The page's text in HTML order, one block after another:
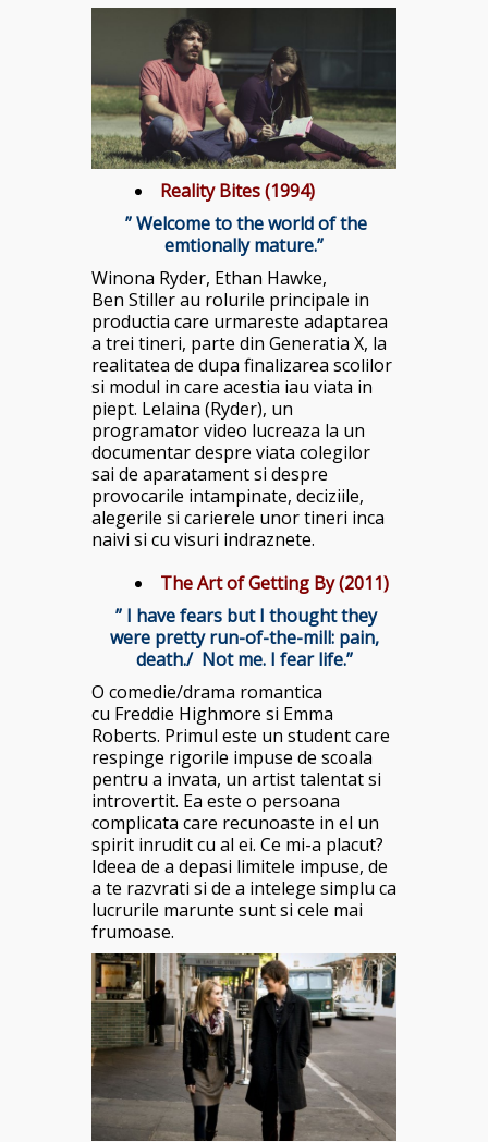
Reality Bites (1994)
” Welcome to the world of the
emtionally mature.”
Winona Ryder, Ethan Hawke,
Ben Stiller au rolurile principale in
productia care urmareste adaptarea
a trei tineri, parte din Generatia X, la
realitatea de dupa finalizarea scolilor
si modul in care acestia iau viata in
piept. Lelaina (Ryder), un
programator video lucreaza la un
documentar despre viata colegilor
sai de aparatament si despre
provocarile intampinate, deciziile,
alegerile si carierele unor tineri inca
naivi si cu visuri indraznete.
The Art of Getting By (2011)
” I have fears but I thought they
were pretty run-of-the-mill: pain,
death./ Not me. I fear life.”
O comedie/drama romantica
cu Freddie Highmore si Emma
Roberts. Primul este un student care
respinge rigorile impuse de scoala
pentru a invata, un artist talentat si
introvertit. Ea este o persoana
complicata care recunoaste in el un
spirit inrudit cu al ei. Ce mi-a placut?
Ideea de a depasi limitele impuse, de
a te razvrati si de a intelege simplu ca
lucrurile marunte sunt si cele mai
frumoase.